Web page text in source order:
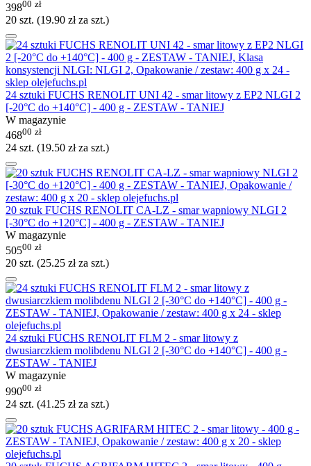
39800 zł
20 szt. (19.90 złza szt.)
24 sztuki FUCHS RENOLIT UNI 42 - smar litowy z EP2 NLGI 2
[-20°C do +140°C] - 400 g - ZESTAW - TANIEJ
W magazynie
46800 zł
24 szt. (19.50 złza szt.)
20 sztuk FUCHS RENOLIT CA-LZ - smar wapniowy NLGI 2
[-30°C do +120°C] - 400 g - ZESTAW - TANIEJ
W magazynie
50500 zł
20 szt. (25.25 złza szt.)
24 sztuki FUCHS RENOLIT FLM 2 - smar litowy z
dwusiarczkiem molibdenu NLGI 2 [-30°C do +140°C] - 400 g -
ZESTAW - TANIEJ
W magazynie
99000 zł
24 szt. (41.25 złza szt.)